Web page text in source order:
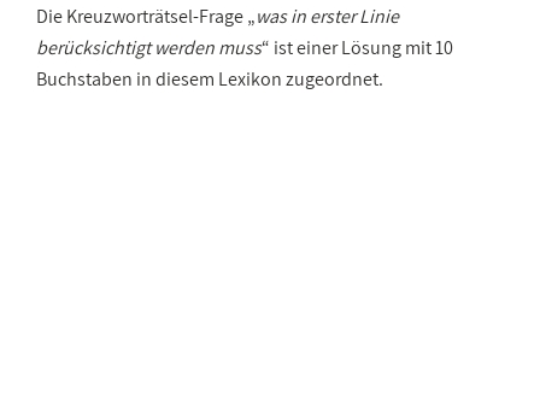
Die Kreuzworträtsel-Frage „was in erster Linie
berücksichtigt werden muss“ ist einer Lösung mit 10
Buchstaben in diesem Lexikon zugeordnet.